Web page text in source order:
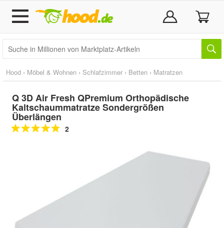
Hood › Möbel & Wohnen › Schlafzimmer › Betten › Matratzen
Q 3D Air Fresh QPremium Orthopädische
Kaltschaummatratze Sondergrößen
Überlängen
2